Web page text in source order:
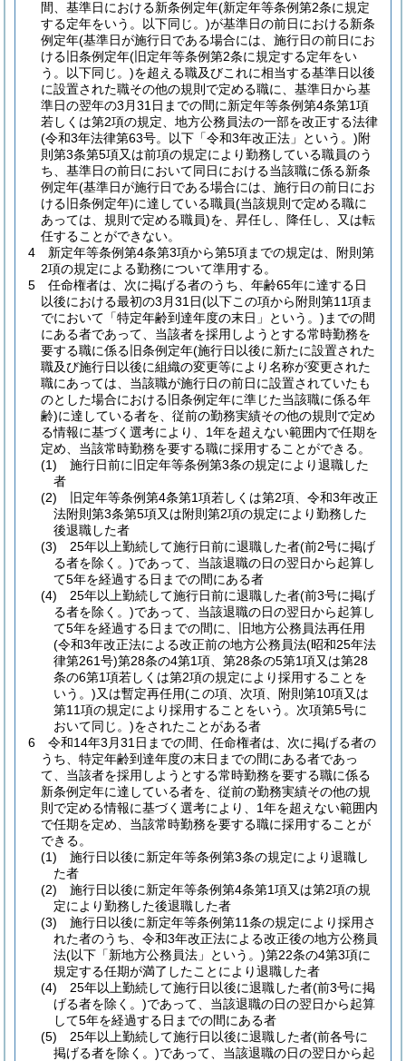
間、基準日における新条例定年(新定年等条例第2条に規定
する定年をいう。以下同じ。)が基準日の前日における新条
例定年(基準日が施行日である場合には、施行日の前日にお
ける旧条例定年(旧定年等条例第2条に規定する定年をい
う。以下同じ。)を超える職及びこれに相当する基準日以後
に設置された職その他の規則で定める職に、基準日から基
準日の翌年の3月31日までの間に新定年等条例第4条第1項
若しくは第2項の規定、地方公務員法の一部を改正する法律
(令和3年法律第63号。以下「令和3年改正法」という。)附
則第3条第5項又は前項の規定により勤務している職員のう
ち、基準日の前日において同日における当該職に係る新条
例定年(基準日が施行日である場合には、施行日の前日にお
ける旧条例定年)に達している職員(当該規則で定める職に
あっては、規則で定める職員)を、昇任し、降任し、又は転
任することができない。
4
新定年等条例第4条第3項から第5項までの規定は、附則第
2項の規定による勤務について準用する。
5
任命権者は、次に掲げる者のうち、年齢65年に達する日
以後における最初の3月31日(以下この項から附則第11項ま
でにおいて「特定年齢到達年度の末日」という。) までの間
にある者であって、当該者を採用しようとする常時勤務を
要する職に係る旧条例定年(施行日以後に新たに設置された
職及び施行日以後に組織の変更等により名称が変更された
職にあっては、当該職が施行日の前日に設置されていたも
のとした場合における旧条例定年に準じた当該職に係る年
齢)に達している者を、従前の勤務実績その他の規則で定め
る情報に基づく選考により、1年を超えない範囲内で任期を
定め、当該常時勤務を要する職に採用することができる。
(1)
施行日前に旧定年等条例第3条の規定により退職した
者
(2)
旧定年等条例第4条第1項若しくは第2項、令和3年改正
法附則第3条第5項又は附則第2項の規定により勤務した
後退職した者
(3)
25年以上勤続して施行日前に退職した者(前2号に掲げ
る者を除く。)であって、当該退職の日の翌日から起算し
て5年を経過する日までの間にある者
(4)
25年以上勤続して施行日前に退職した者(前3号に掲げ
る者を除く。)であって、当該退職の日の翌日から起算し
て5年を経過する日までの間に、旧地方公務員法再任用
(令和3年改正法による改正前の地方公務員法(昭和25年法
律第261号)第28条の4第1項、第28条の5第1項又は第28
条の6第1項若しくは第2項の規定により採用することを
いう。)又は暫定再任用(この項、次項、附則第10項又は
第11項の規定により採用することをいう。次項第5号に
おいて同じ。)をされたことがある者
6
令和14年3月31日までの間、任命権者は、次に掲げる者の
うち、特定年齢到達年度の末日までの間にある者であっ
て、当該者を採用しようとする常時勤務を要する職に係る
新条例定年に達している者を、従前の勤務実績その他の規
則で定める情報に基づく選考により、1年を超えない範囲内
で任期を定め、当該常時勤務を要する職に採用することが
できる。
(1)
施行日以後に新定年等条例第3条の規定により退職し
た者
(2)
施行日以後に新定年等条例第4条第1項又は第2項の規
定により勤務した後退職した者
(3)
施行日以後に新定年等条例第11条の規定により採用さ
れた者のうち、令和3年改正法による改正後の地方公務員
法(以下「新地方公務員法」という。)第22条の4第3項に
規定する任期が満了したことにより退職した者
(4)
25年以上勤続して施行日以後に退職した者(前3号に掲
げる者を除く。)であって、当該退職の日の翌日から起算
して5年を経過する日までの間にある者
(5)
25年以上勤続して施行日以後に退職した者(前各号に
掲げる者を除く。)であって、当該退職の日の翌日から起